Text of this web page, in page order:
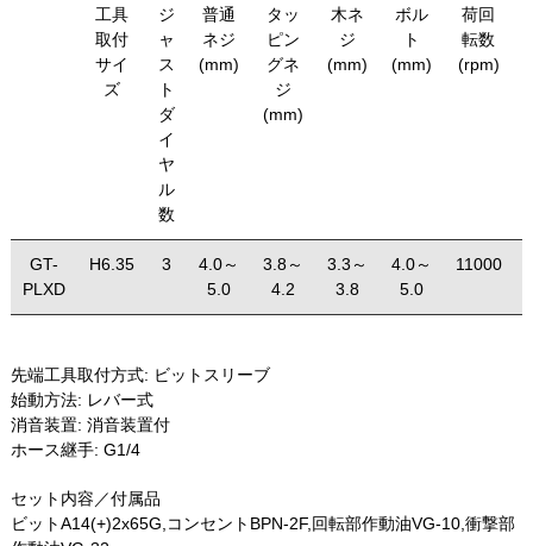
工具
取付
サイ
ズ
ジ
ャ
ス
ト
ダ
イ
ヤ
ル
数
普通
ネジ
(mm)
タッ
ピン
グネ
ジ
(mm)
木ネ
ジ
(mm)
ボル
ト
(mm)
荷回
転数
(rpm)
GT-
PLXD
H6.35 3
4.0～
5.0
3.8～
4.2
3.3～
3.8
4.0～
5.0
11000
先端工具取付方式: ビットスリーブ
始動方法: レバー式
消音装置: 消音装置付
ホース継手: G1/4
セット内容／付属品
ビットA14(+)2x65G,コンセントBPN-2F,回転部作動油VG-10,衝撃部